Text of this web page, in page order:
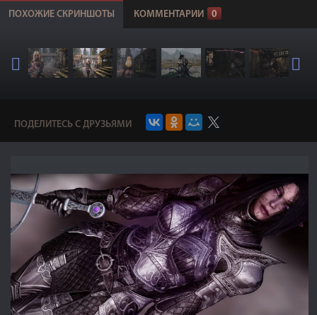
ПОХОЖИЕ СКРИНШОТЫ КОММЕНТАРИИ 0
ПОДЕЛИТЕСЬ С ДРУЗЬЯМИ